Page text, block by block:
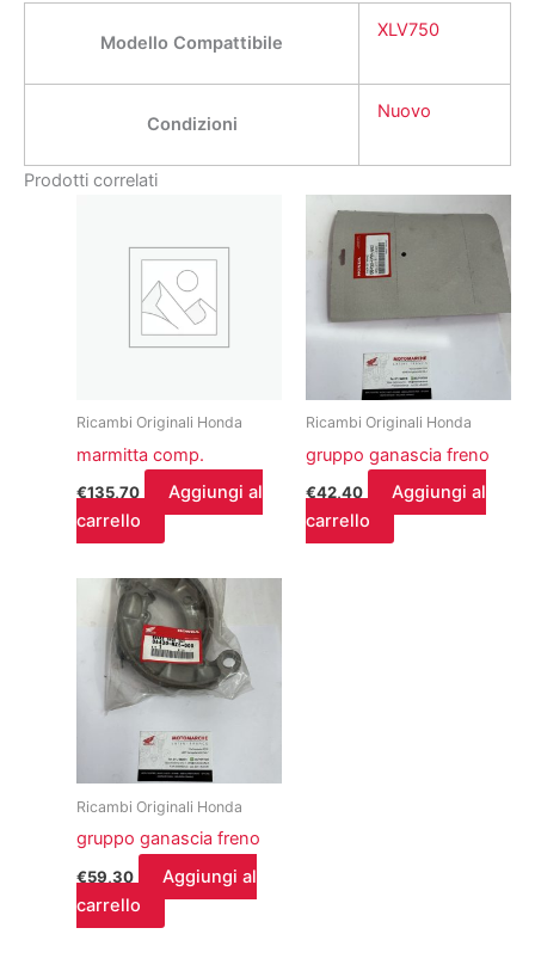
Modello Compattibile
XLV750
Condizioni
Nuovo
Prodotti correlati
Ricambi Originali Honda
marmitta comp.
€135,70
Aggiungi al
carrello
Ricambi Originali Honda
gruppo ganascia freno
€42,40
Aggiungi al
carrello
Ricambi Originali Honda
gruppo ganascia freno
€59,30
Aggiungi al
carrello